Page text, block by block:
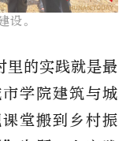
设。
里的实践就是最
学院建筑与城
堂搬到乡村振